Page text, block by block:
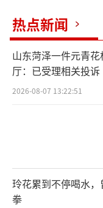
热点新闻
山东菏泽一件元青
厅：已受理相关投诉
2026-08-07 13:22:51
玲花累到不停喝水
拳